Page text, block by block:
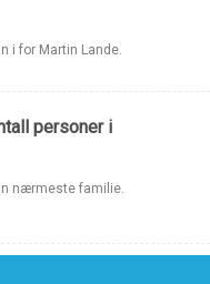
i for Martin Lande.
personer i
nærmeste familie.